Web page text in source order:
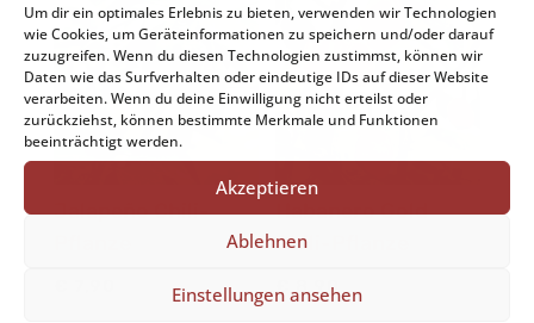
Um dir ein optimales Erlebnis zu bieten, verwenden wir Technologien
wie Cookies, um Geräteinformationen zu speichern und/oder darauf
zuzugreifen. Wenn du diesen Technologien zustimmst, können wir
Daten wie das Surfverhalten oder eindeutige IDs auf dieser Website
verarbeiten. Wenn du deine Einwilligung nicht erteilst oder
zurückziehst, können bestimmte Merkmale und Funktionen
beeinträchtigt werden.
Akzeptieren
Ablehnen
Einstellungen ansehen
Jalapeño Chili-
Habanero Gold
Chili-Pflanze
8,90